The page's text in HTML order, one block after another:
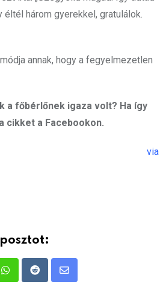
három gyerekkel, gratulálok.
annak, hogy a fegyelmezetlen
a főbérlőnek igaza volt? Ha így
cikket a Facebookon.
via
WhatsappRedditShare